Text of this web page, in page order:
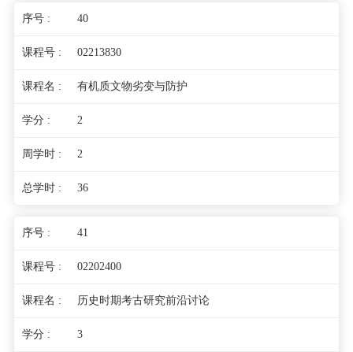
40
02213830
有机质文物劣变与防护
2
2
36
41
02202400
历史时期考古研究前沿讨论
3